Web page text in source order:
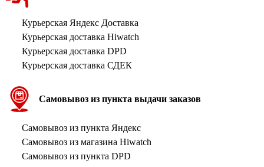
Курьерская Яндекс Доставка
Курьерская доставка Hiwatch
Курьерская доставка DPD
Курьерская доставка СДЕК
Самовывоз из пункта выдачи заказов
Самовывоз из пункта Яндекс
Самовывоз из магазина Hiwatch
Самовывоз из пункта DPD